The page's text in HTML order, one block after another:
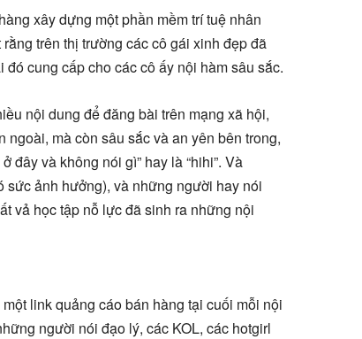
xây dựng một phần mềm trí tuệ nhân
trên thị trường các cô gái xinh đẹp đã
cung cấp cho các cô ấy nội hàm sâu sắc.
nội dung để đăng bài trên mạng xã hội,
mà còn sâu sắc và an yên bên trong,
đây và không nói gì” hay là “hihi”. Và
sức ảnh hưởng), và những người hay nói
vả học tập nỗ lực đã sinh ra những nội
link quảng cáo bán hàng tại cuối mỗi nội
người nói đạo lý, các KOL, các hotgirl